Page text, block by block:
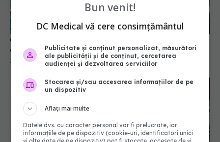
Cel mai subestimat aliment pentru siluetă. Îl ai
deja în bucătărie!
17 iun 2025, 11:39
Bun venit!
DC Medical vă cere consimțământul
Publicitate și conținut personalizat, măsurători
ale publicității și de conținut, cercetarea
audienței și dezvoltarea serviciilor
Stocarea și/sau accesarea informațiilor de pe
un dispozitiv
Aflați mai multe
Datele dvs. cu caracter personal vor fi prelucrate, iar
informațiile de pe dispozitiv (cookie-uri, identificatori unici